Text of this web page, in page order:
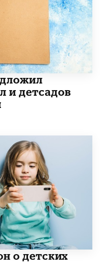
и детсадов
о детских